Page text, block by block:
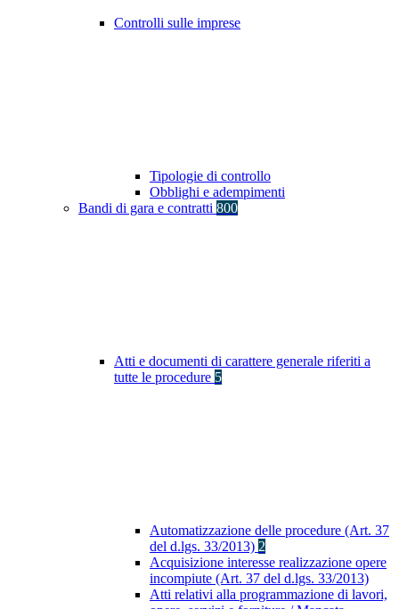
Controlli sulle imprese
Tipologie di controllo
Obblighi e adempimenti
Bandi di gara e contratti 800
Atti e documenti di carattere generale riferiti a
tutte le procedure 5
Automatizzazione delle procedure (Art. 37
del d.lgs. 33/2013) 2
Acquisizione interesse realizzazione opere
incompiute (Art. 37 del d.lgs. 33/2013)
Atti relativi alla programmazione di lavori,